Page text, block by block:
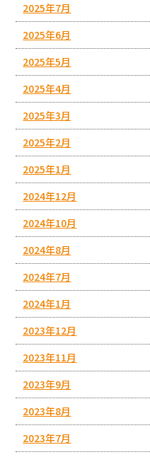
2025年7月
2025年6月
2025年5月
2025年4月
2025年3月
2025年2月
2025年1月
2024年12月
2024年10月
2024年8月
2024年7月
2024年1月
2023年12月
2023年11月
2023年9月
2023年8月
2023年7月